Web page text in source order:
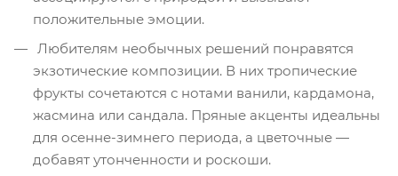
положительные эмоции.
Любителям необычных решений понравятся
экзотические композиции. В них тропические
фрукты сочетаются с нотами ванили, кардамона,
жасмина или сандала. Пряные акценты идеальны
для осенне-зимнего периода, а цветочные —
добавят утонченности и роскоши.